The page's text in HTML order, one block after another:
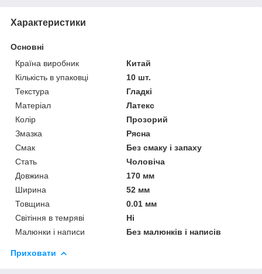
Характеристики
Основні
Країна виробник
Китай
Кількість в упаковці
10 шт.
Текстура
Гладкі
Матеріал
Латекс
Колір
Прозорий
Змазка
Рясна
Смак
Без смаку і запаху
Стать
Чоловіча
Довжина
170 мм
Ширина
52 мм
Товщина
0.01 мм
Світіння в темряві
Ні
Малюнки і написи
Без малюнків і написів
Приховати